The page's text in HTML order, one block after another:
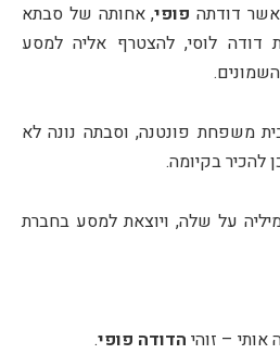
דודתה פופי, אחותה של סבתא
דודה לוסי, להצטרף אליה למסע
משפחת פונטנה, וסבתה נונה לא
להכיר בקיומה.
על שלה, ויוצאת למסע בחברת
– זוהי הדודה פופי.